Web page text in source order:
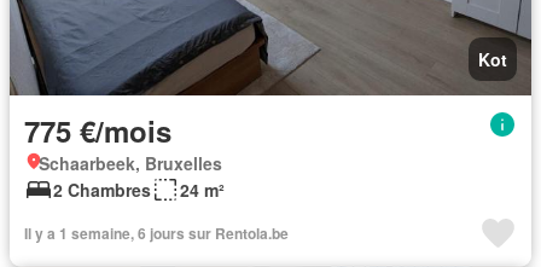
Kot
775 €/mois
Schaarbeek, Bruxelles
2 Chambres
24 m²
Il y a 1 semaine, 6 jours sur Rentola.be